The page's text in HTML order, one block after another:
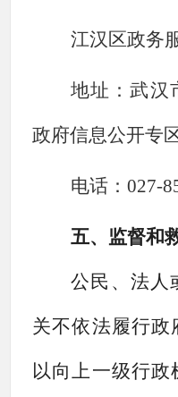
江汉区政务
地址：武汉
政府信息公开专
电话： 027-
五、 监督和
公民、法人
关不依法履行
以向上一级行政